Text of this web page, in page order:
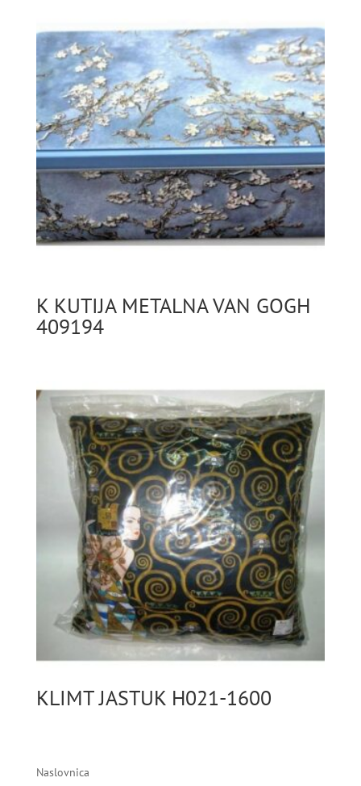
K KUTIJA METALNA VAN GOGH
409194
KLIMT JASTUK H021-1600
Naslovnica